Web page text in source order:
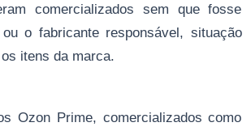
comercializados sem que fosse
o fabricante responsável, situação
itens da marca.
Ozon Prime, comercializados como